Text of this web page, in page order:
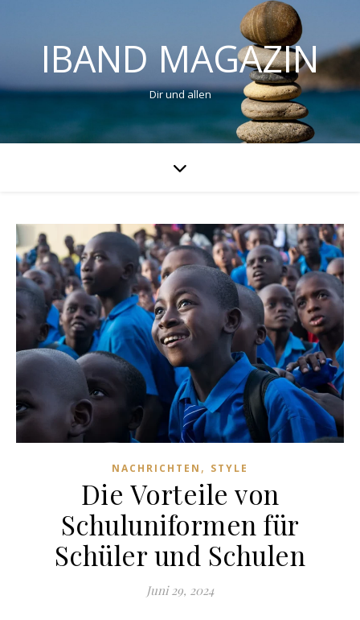
IBAND MAGAZIN
Dir und allen
NACHRICHTEN , STYLE
Die Vorteile von
Schuluniformen für
Schüler und Schulen
Juni 29, 2024